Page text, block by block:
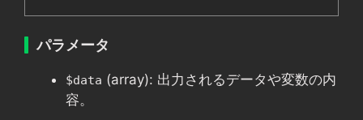
パラメータ
$data (array): 出力されるデータや変数の内
容。